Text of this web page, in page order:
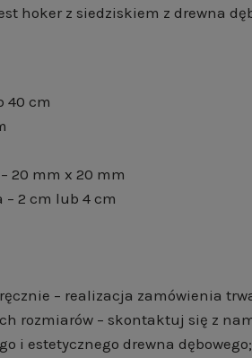
hoker z siedziskiem z drewna
40 cm
20 mm x 20 mm
– 2 cm lub 4 cm
– realizacja zamówienia
rozmiarów – skontaktuj się z
i estetycznego drewna dębowego;